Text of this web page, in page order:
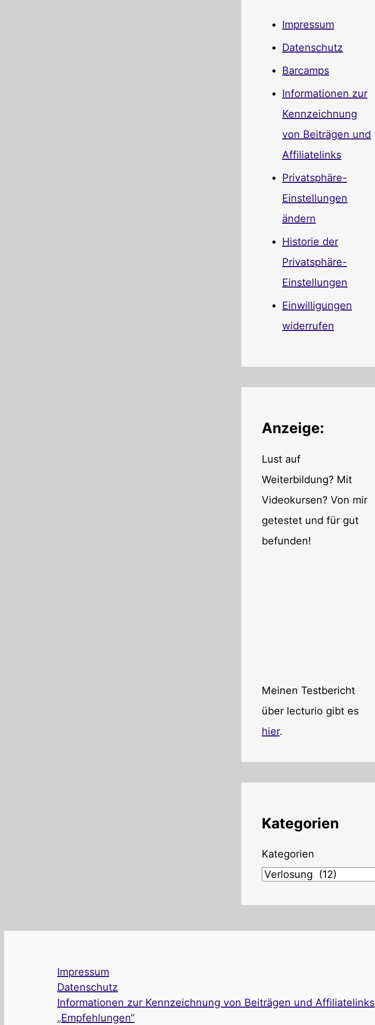
Impressum
Datenschutz
Barcamps
Informationen zur
Kennzeichnung
von Beiträgen und
Affiliatelinks
Privatsphäre-
Einstellungen
ändern
Historie der
Privatsphäre-
Einstellungen
Einwilligungen
widerrufen
Anzeige:
Lust auf
Weiterbildung? Mit
Videokursen? Von mir
getestet und für gut
befunden!
Meinen Testbericht
über lecturio gibt es
hier.
Kategorien
Kategorien
Impressum
Datenschutz
Informationen zur Kennzeichnung von Beiträgen und Affiliatelinks
„Empfehlungen“